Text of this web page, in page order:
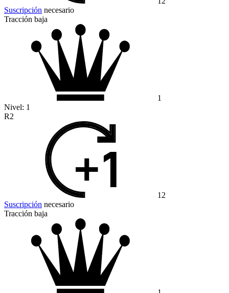
Suscripción necesario
Tracción baja
1
Nivel: 1
R2
12
Suscripción necesario
Tracción baja